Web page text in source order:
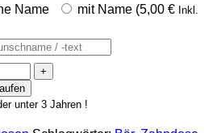
Name mit Name (5,00 € Inkl.
unter 3 Jahren !